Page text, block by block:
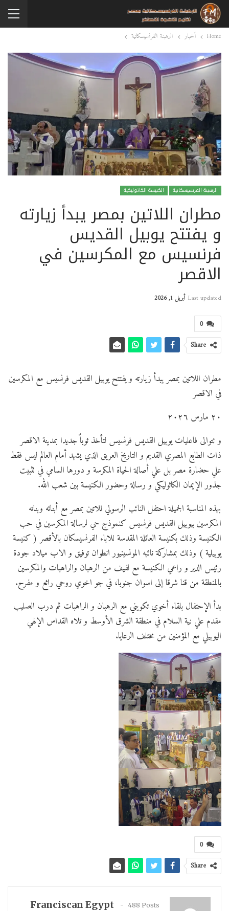
Home أخبار الرهبنة الفرنسيسكانية
الرهبنة الفرنسيسكانية الكنيسة الكاثوليكية
مطران اللاتين بمصر يبدأ زيارته
و يفتتح يوبيل القديس
فرنسيس مع المكرسين في
الاقصر
Last updated أبريل 1, 2026
0
Share
مطران اللاتين بمصر يبدأ زيارته و يفتتح يوبيل القديس فرنسيس مع المكرسين
في الاقصر
٢٠ مارس ٢٠٢٦
و تتوالى فاعليات يوبيل القديس فرنسيس لتأخذ ثوباً جديدا بمدينة الاقصر
ذات الطابع المصري القديم و التاريخ العريق الذي يشهد أمام العالم ليس فقط
علي حضارة مصر بل علي أصالة الحياة المكرسة و دورها السامي في تثبيت
جذور الإيمان الكاثوليكي و رسالة وحضور الكنيسة بين شعب الله.
بهذه المناسبة الجميلة احتفل النائب الرسولي للاتين بمصر مع أبنائه وبناته
المكرسين بيوبيل القديس فرنسيس كنموذج حي لرسالة المكرسين في حب
الكنيسة وذلك بكنيسة العائلة المقدسة للاباء الفرنسيسكان بالأقصر ( كنيسة
يوبيلية ) وذلك بمشاركة نائبه المونسينيور انطوان توفيق و الاب ميلاد جودة
رئيس الدير و راعي الكنيسة مع لفيف من الرهبان والراهبات والمكرسين
بالمنطقة من قنا شرقا إلى اسوان جنوبا، في جو اخوي روحي رائع و مفرح.
بدأ الإحتفال بلقاء أخوي تكويني مع الرهبان و الراهبات ثم درب الصليب
مقدم علي نية السلام في منطقة الشرق الأوسط و تلاه القداس الإلهي
اليوبيلي مع المؤمنين من مختلف الرعايا.
0
Share
Franciscan Egypt
488 Posts